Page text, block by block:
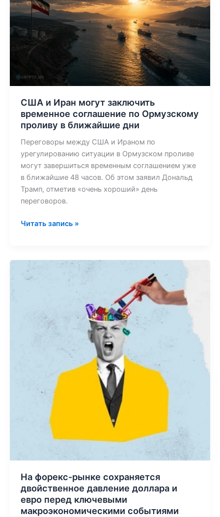
США и Иран могут заключить
временное соглашение по Ормузскому
проливу в ближайшие дни
Переговоры между США и Ираном по
урегулированию ситуации в Ормузском проливе
могут завершиться временным соглашением уже
в ближайшие 48 часов. Об этом заявил Дональд
Трамп, отметив «очень хороший» день
переговоров.
заключить
временное
соглашение
Ормузскому
в
ближайшие
дни
Читать запись »
На форекс-рынке сохраняется
двойственное давление доллара и
евро перед ключевыми
макроэкономическими событиями
форекс-
ключевыми
макроэкономическими
событиями